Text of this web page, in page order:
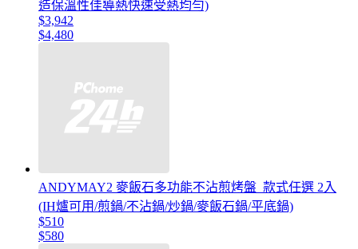
造保溫性佳導熱快速受熱均勻)
$3,942
$4,480
ANDYMAY2 麥飯石多功能不沾煎烤盤_款式任選 2入
(IH爐可用/煎鍋/不沾鍋/炒鍋/麥飯石鍋/平底鍋)
$510
$580